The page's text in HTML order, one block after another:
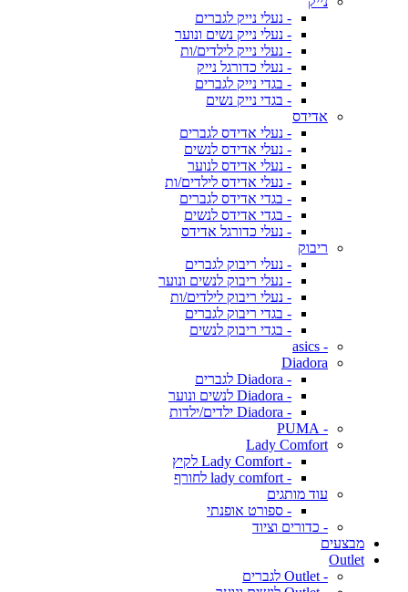
- נעלי נייק לגברים
- נעלי נייק נשים ונוער
- נעלי נייק לילדים/ות
- נעלי כדורגל נייק
- בגדי נייק לגברים
- בגדי נייק נשים
אדידס
- נעלי אדידס לגברים
- נעלי אדידס לנשים
- נעלי אדידס לנוער
- נעלי אדידס לילדים/ות
- בגדי אדידס לגברים
- בגדי אדידס לנשים
- נעלי כדורגל אדידס
ריבוק
- נעלי ריבוק לגברים
- נעלי ריבוק לנשים ונוער
- נעלי ריבוק לילדים/ות
- בגדי ריבוק לגברים
- בגדי ריבוק לנשים
- asics
Diadora
- Diadora לגברים
- Diadora לנשים ונוער
- Diadora ילדים/ילדות
- PUMA
Lady Comfort
- Lady Comfort לקיץ
- lady comfort לחורף
עוד מותגים
- ספורט אופנתי
- כדורים וציוד
מבצעים
Outlet
- Outlet לגברים